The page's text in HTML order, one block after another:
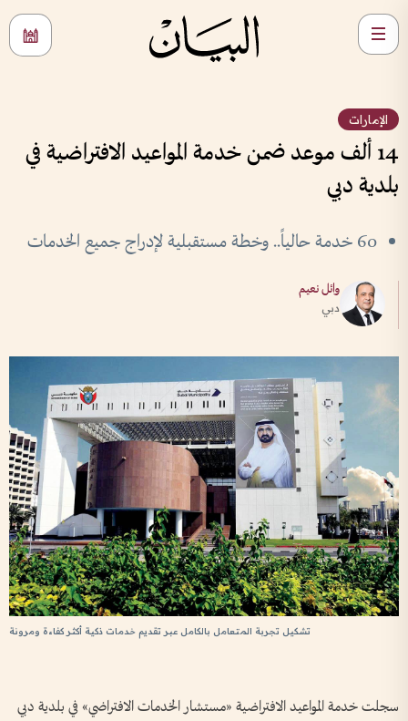
الإمارات
14 ألف موعد ضمن خدمة المواعيد الافتراضية في
بلدية دبي
60 خدمة حالياً.. وخطة مستقبلية لإدراج جميع الخدمات
وائل نعيم
دبي
تشكيل تجربة المتعامل بالكامل عبر تقديم خدمات ذكية أكثر كفاءة ومرونة
سجلت خدمة المواعيد الافتراضية «مستشار الخدمات الافتراضي» في بلدية دبي